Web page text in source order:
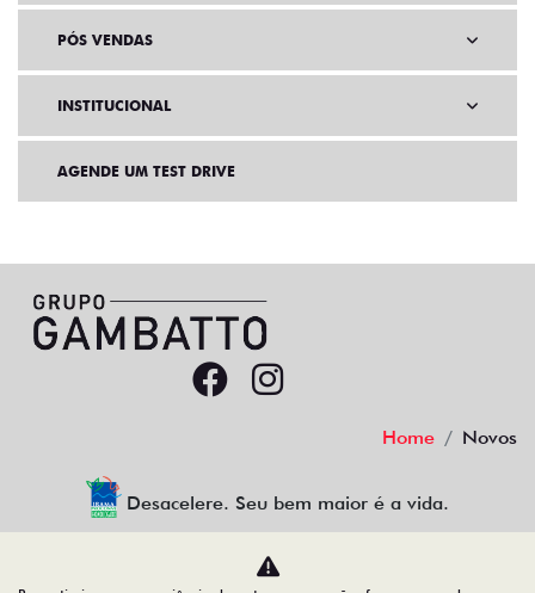
PÓS VENDAS
INSTITUCIONAL
AGENDE UM TEST DRIVE
Home Novos
Desacelere. Seu bem maior é a vida.